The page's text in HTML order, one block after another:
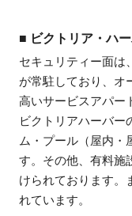
■ ビクトリア・ハ
セキュリティー面は
が常駐しており、オ
高いサービスアパー
ビクトリアハーバー
ム・プール（屋内・
す。その他、有料施
けられております。
れています。